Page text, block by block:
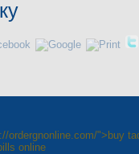
ordergnonline.com/">buy
online